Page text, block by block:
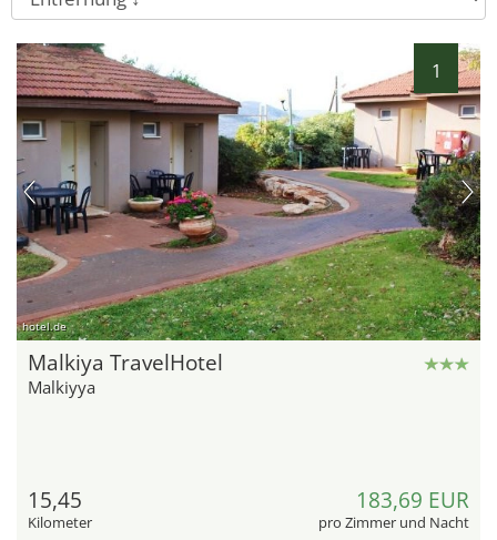
1
hotel.de
Malkiya TravelHotel
Malkiyya
15,45
Kilometer
183,69 EUR
pro Zimmer und Nacht